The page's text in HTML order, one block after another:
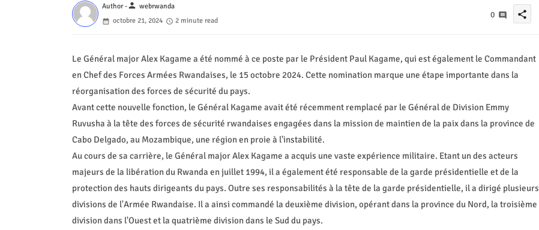
Author -person webrwanda
octobre 21, 2024
2 minute read
0 share
Le Général major Alex Kagame a été nommé à ce poste par le Président Paul Kagame, qui est également le Commandant
en Chef des Forces Armées Rwandaises, le 15 octobre 2024. Cette nomination marque une étape importante dans la
réorganisation des forces de sécurité du pays.
Avant cette nouvelle fonction, le Général Kagame avait été récemment remplacé par le Général de Division Emmy
Ruvusha à la tête des forces de sécurité rwandaises engagées dans la mission de maintien de la paix dans la province de
Cabo Delgado, au Mozambique, une région en proie à l'instabilité.
Au cours de sa carrière, le Général major Alex Kagame a acquis une vaste expérience militaire. Etant un des acteurs
majeurs de la libération du Rwanda en juillet 1994, il a également été responsable de la garde présidentielle et de la
protection des hauts dirigeants du pays. Outre ses responsabilités à la tête de la garde présidentielle, il a dirigé plusieurs
divisions de l'Armée Rwandaise. Il a ainsi commandé la deuxième division, opérant dans la province du Nord, la troisième
division dans l'Ouest et la quatrième division dans le Sud du pays.